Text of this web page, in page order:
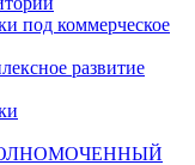
под коммерческое
развитие